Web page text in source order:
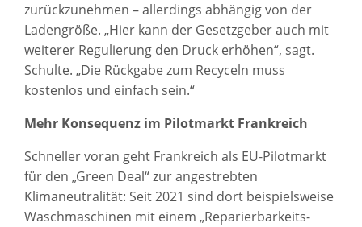
zurückzunehmen – allerdings abhängig von der
Ladengröße. „Hier kann der Gesetzgeber auch mit
weiterer Regulierung den Druck erhöhen“, sagt.
Schulte. „Die Rückgabe zum Recyceln muss
kostenlos und einfach sein.“
Mehr Konsequenz im Pilotmarkt Frankreich
Schneller voran geht Frankreich als EU-Pilotmarkt
für den „Green Deal“ zur angestrebten
Klimaneutralität: Seit 2021 sind dort beispielsweise
Waschmaschinen mit einem „Reparierbarkeits-